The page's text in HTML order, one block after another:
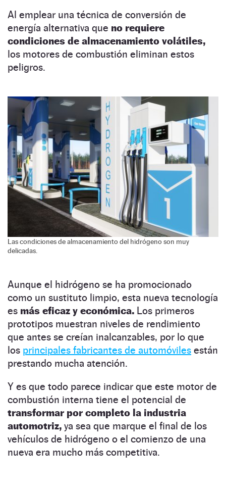
Al emplear una técnica de conversión de
energía alternativa que no requiere
condiciones de almacenamiento volátiles,
los motores de combustión eliminan estos
peligros.
Las condiciones de almacenamiento del hidrógeno son muy
delicadas.
Aunque el hidrógeno se ha promocionado
como un sustituto limpio, esta nueva tecnología
es más eficaz y económica. Los primeros
prototipos muestran niveles de rendimiento
que antes se creían inalcanzables, por lo que
los principales fabricantes de automóviles están
prestando mucha atención.
Y es que todo parece indicar que este motor de
combustión interna tiene el potencial de
transformar por completo la industria
automotriz, ya sea que marque el final de los
vehículos de hidrógeno o el comienzo de una
nueva era mucho más competitiva.